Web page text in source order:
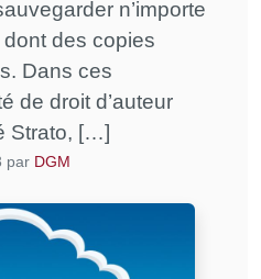
n’importe
des copies
Dans ces
de droit d’auteur
Strato, […]
par DGM